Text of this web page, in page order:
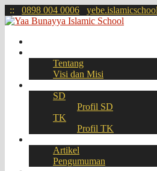
:: 0898 004 0006
Tentang
Visi dan Misi
SD
Profil SD
TK
Profil TK
Artikel
Pengumuman